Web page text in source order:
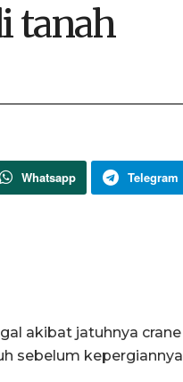
tanah
Whatsapp Telegram
akibat jatuhnya crane
sebelum kepergiannya